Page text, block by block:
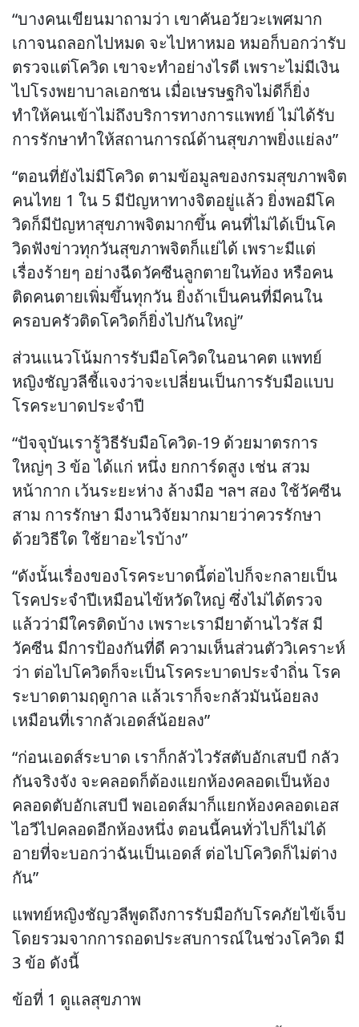
“บางคนเขียนมาถามว่า เขาคันอวัยวะเพศมาก
เกาจนถลอกไปหมด จะไปหาหมอ หมอก็บอกว่ารับ
ตรวจแต่โควิด เขาจะทำอย่างไรดี เพราะไม่มีเงิน
ไปโรงพยาบาลเอกชน เมื่อเษรษฐกิจไม่ดีก็ยิ่ง
ทำให้คนเข้าไม่ถึงบริการทางการแพทย์ ไม่ได้รับ
การรักษาทำให้สถานการณ์ด้านสุขภาพยิ่งแย่ลง”
“ตอนที่ยังไม่มีโควิด ตามข้อมูลของกรมสุขภาพจิต
คนไทย 1 ใน 5 มีปัญหาทางจิตอยู่แล้ว ยิ่งพอมีโค
วิดก็มีปัญหาสุขภาพจิตมากขึ้น คนที่ไม่ได้เป็นโค
วิดฟังข่าวทุกวันสุขภาพจิตก็แย่ได้ เพราะมีแต่
เรื่องร้ายๆ อย่างฉีดวัคซีนลูกตายในท้อง หรือคน
ติดคนตายเพิ่มขึ้นทุกวัน ยิ่งถ้าเป็นคนที่มีคนใน
ครอบครัวติดโควิดก็ยิ่งไปกันใหญ่”
ส่วนแนวโน้มการรับมือโควิดในอนาคต แพทย์
หญิงชัญวลีชี้แจงว่าจะเปลี่ยนเป็นการรับมือแบบ
โรคระบาดประจำปี
“ปัจจุบันเรารู้วิธีรับมือโควิด-19 ด้วยมาตรการ
ใหญ่ๆ 3 ข้อ ได้แก่ หนึ่ง ยกการ์ดสูง เช่น สวม
หน้ากาก เว้นระยะห่าง ล้างมือ ฯลฯ สอง ใช้วัคซีน
สาม การรักษา มีงานวิจัยมากมายว่าควรรักษา
ด้วยวิธีใด ใช้ยาอะไรบ้าง”
“ดังนั้นเรื่องของโรคระบาดนี้ต่อไปก็จะกลายเป็น
โรคประจำปีเหมือนไข้หวัดใหญ่ ซึ่งไม่ได้ตรวจ
แล้วว่ามีใครติดบ้าง เพราะเรามียาต้านไวรัส มี
วัคซีน มีการป้องกันที่ดี ความเห็นส่วนตัววิเคราะห์
ว่า ต่อไปโควิดก็จะเป็นโรคระบาดประจำถิ่น โรค
ระบาดตามฤดูกาล แล้วเราก็จะกลัวมันน้อยลง
เหมือนที่เรากลัวเอดส์น้อยลง”
“ก่อนเอดส์ระบาด เราก็กลัวไวรัสตับอักเสบบี กลัว
กันจริงจัง จะคลอดก็ต้องแยกห้องคลอดเป็นห้อง
คลอดตับอักเสบบี พอเอดส์มาก็แยกห้องคลอดเอส
ไอวีไปคลอดอีกห้องหนึ่ง ตอนนี้คนทั่วไปก็ไม่ได้
อายที่จะบอกว่าฉันเป็นเอดส์ ต่อไปโควิดก็ไม่ต่าง
กัน”
แพทย์หญิงชัญวลีพูดถึงการรับมือกับโรคภัยไข้เจ็บ
โดยรวมจากการถอดประสบการณ์ในช่วงโควิด มี
3 ข้อ ดังนี้
ข้อที่ 1 ดูแลสุขภาพ